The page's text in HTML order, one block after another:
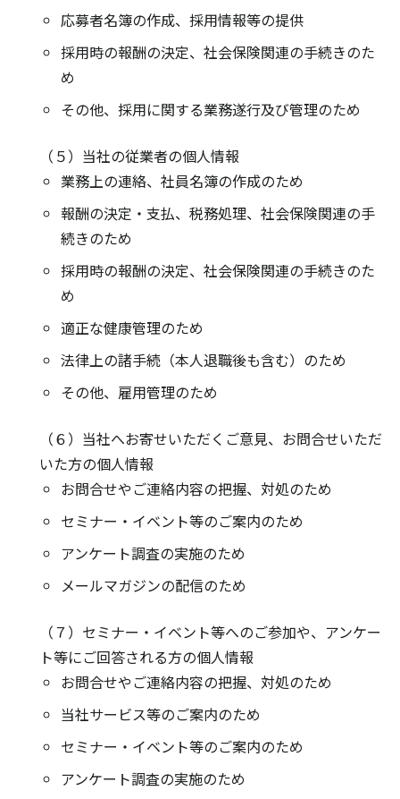
応募者名簿の作成、採用情報等の提供
採用時の報酬の決定、社会保険関連の手続きのた
め
その他、採用に関する業務遂行及び管理のため
（５）当社の従業者の個人情報
業務上の連絡、社員名簿の作成のため
報酬の決定・支払、税務処理、社会保険関連の手
続きのため
採用時の報酬の決定、社会保険関連の手続きのた
め
適正な健康管理のため
法律上の諸手続（本人退職後も含む）のため
その他、雇用管理のため
（６）当社へお寄せいただくご意見、お問合せいただ
いた方の個人情報
お問合せやご連絡内容の把握、対処のため
セミナー・イベント等のご案内のため
アンケート調査の実施のため
メールマガジンの配信のため
（７）セミナー・イベント等へのご参加や、アンケー
ト等にご回答される方の個人情報
お問合せやご連絡内容の把握、対処のため
当社サービス等のご案内のため
セミナー・イベント等のご案内のため
アンケート調査の実施のため